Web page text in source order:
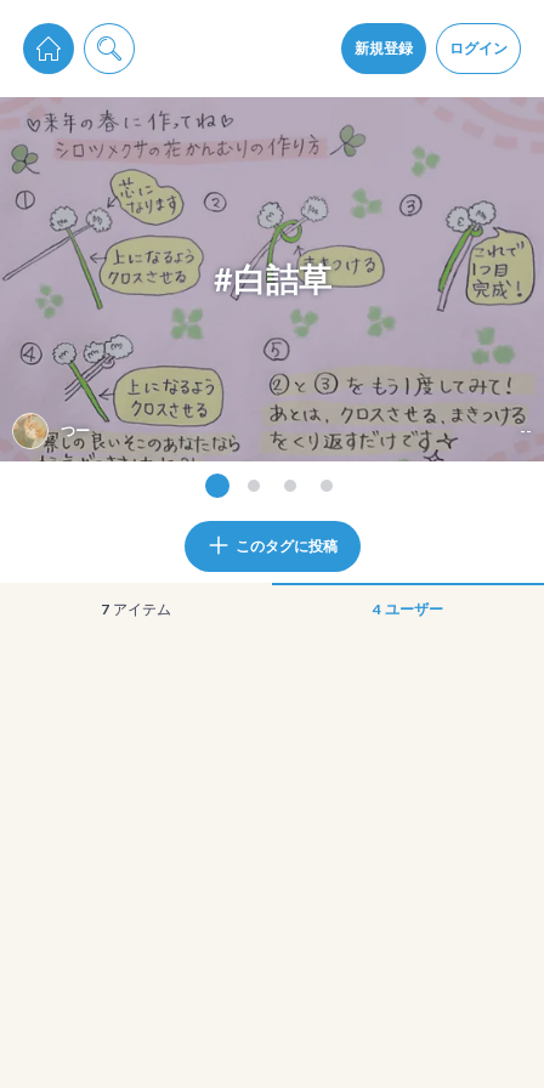
新規登録 ログイン
pixiv Sketchは2024年5月28日付で プライパシーポリシーを改定しました。
通知を受け取るにはここをクリックします
pixiv Sketchアプリでさらに快適に！
#白詰草
つー --
このタグに投稿
7 アイテム 4 ユーザー